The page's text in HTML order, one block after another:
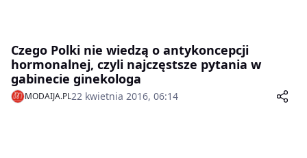
Czego Polki nie wiedzą o antykoncepcji
hormonalnej, czyli najczęstsze pytania w
gabinecie ginekologa
MODAIJA.PL22 kwietnia 2016, 06:14